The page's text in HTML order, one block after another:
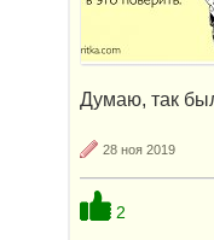
Думаю, так
28 ноя 2019
2